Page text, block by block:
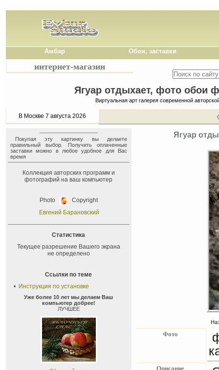
Амбар Обои, заставки
интернет-магазин
Ягуар отдыхает, фото обои
Виртуальная арт галерея современной
В Москве 7 августа 2026
Покупая эту картинку вы делаете
правильный выбор. Получить оплаченные
заставки можно в любое удобное для Вас
время
Коллекция авторских программ и
фотографий на ваш компьютер
Photo
Copyright
Евгений Барановский
Статистика
Текущее разрешение Вашего экрана
не определено
Ссылки по теме
• Инструкция по установке
Уже более 10 лет мы делаем Ваш
компьютер добрее!
ЛУЧШЕЕ
Ягуар
Фото
Описание